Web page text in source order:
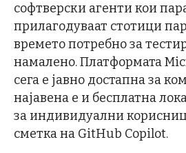
софтверски агенти кои
прилагодуваат стотици
времето потребно за
намалено. Платформата
сега е јавно достапна за
најавена е и бесплатна
за индивидуални
сметка на GitHub Copilot.